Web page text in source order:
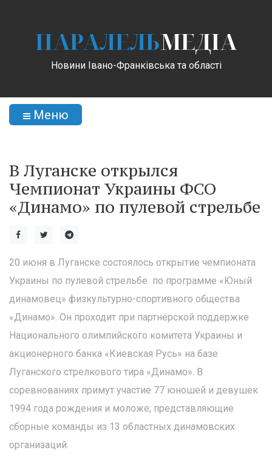
ПАРАЛЕЛЬМЕДІА
Новини Івано-Франківська та області
Меню
В Луганске открылся
Чемпионат Украины ФСО
«Динамо» по пулевой стрельбе
20 июня в Луганске состоялось открытие чемпионата
Украины по пулевой стрельбе по программе «Юный
динамовец» физкультурно-спортивного общества
«Динамо». Он проходит при партнёрской поддержке
Национального олимпийского комитета Украины и
акционерного банка «Киевская Русь» на базе
Луганского стрелкового тира «Динамо». В
соревнованиях примут участие 77 юношей и девушек
1994 года рождения и моложе, представляющие
сборные команды из 13 областных динамовских
организаций.